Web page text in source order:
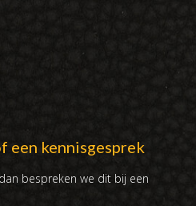
een kennisgesprek
bespreken we dit bij een